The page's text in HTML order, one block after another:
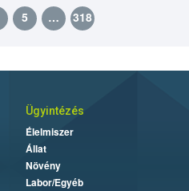
5 … 318
Ügyintézés
Élelmiszer
Állat
Növény
Labor/Egyéb